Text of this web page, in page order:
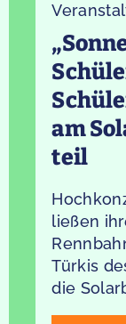
am
teil
ließen
Türkis
die